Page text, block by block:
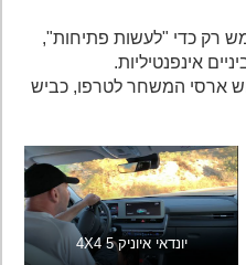
רק כדי "לעשות פתיחות",
אינפנטיליות.
המשחר לטרפו, כביש
יונדאי איוניק 5 4X4